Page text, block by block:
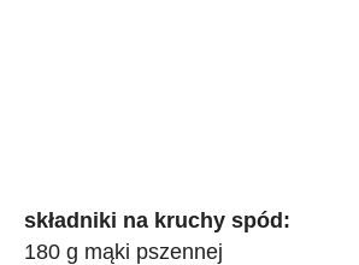
składniki na kruchy spód:
180 g mąki pszennej